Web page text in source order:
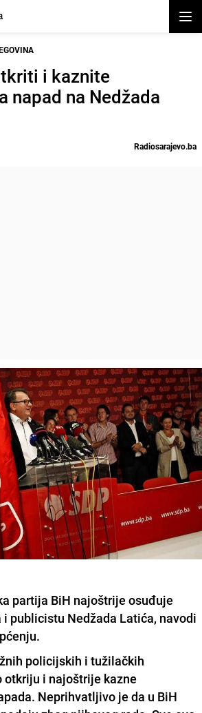
i kaznite
napad na Nedžada
Radiosarajevo.ba
partija BiH najoštrije osuđuje
i publicistu Nedžada Latića, navodi
policijskih i tužilačkih
i najoštrije kazne
. Neprihvatljivo je da u BiH